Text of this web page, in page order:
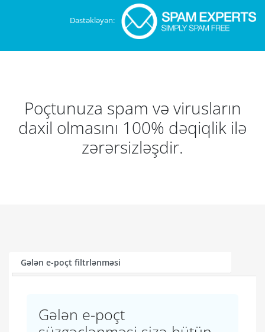
Dəstəkləyən:
Poçtunuza spam və virusların
daxil olmasını 100% dəqiqlik ilə
zərərsizləşdir.
Gələn e-poçt filtrlənməsi
Gələn e-poçt